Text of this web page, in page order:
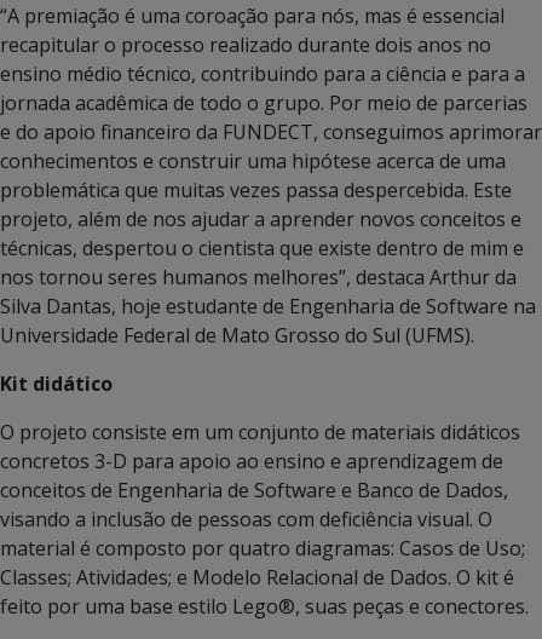
“A premiação é uma coroação para nós, mas é essencial
recapitular o processo realizado durante dois anos no
ensino médio técnico, contribuindo para a ciência e para a
jornada acadêmica de todo o grupo. Por meio de parcerias
e do apoio financeiro da FUNDECT, conseguimos aprimorar
conhecimentos e construir uma hipótese acerca de uma
problemática que muitas vezes passa despercebida. Este
projeto, além de nos ajudar a aprender novos conceitos e
técnicas, despertou o cientista que existe dentro de mim e
nos tornou seres humanos melhores”, destaca Arthur da
Silva Dantas, hoje estudante de Engenharia de Software na
Universidade Federal de Mato Grosso do Sul (UFMS).
Kit didático
O projeto consiste em um conjunto de materiais didáticos
concretos 3-D para apoio ao ensino e aprendizagem de
conceitos de Engenharia de Software e Banco de Dados,
visando a inclusão de pessoas com deficiência visual. O
material é composto por quatro diagramas: Casos de Uso;
Classes; Atividades; e Modelo Relacional de Dados. O kit é
feito por uma base estilo Lego®, suas peças e conectores.